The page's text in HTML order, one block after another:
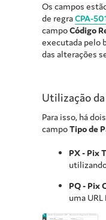
Os campos
de regraCPA-
campoCódigo
executada pelo
das alterações
Utilização da
Para isso, há
campoTipo de
PX - Pix
PQ - Pix
uma URL